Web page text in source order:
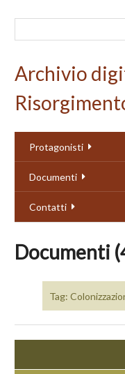
Archivio
Protagonisti
Documenti
Contatti
Documenti
Tag: